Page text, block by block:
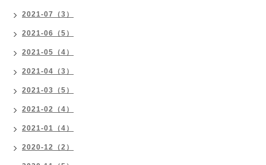
2021-07（3）
2021-06（5）
2021-05（4）
2021-04（3）
2021-03（5）
2021-02（4）
2021-01（4）
2020-12（2）